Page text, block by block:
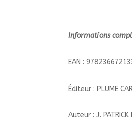
Informations
EAN :
Éditeur : PLUME
Auteur : J. PATRICK